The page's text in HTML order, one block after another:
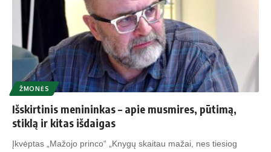
ŽMONĖS
Išskirtinis menininkas – apie musmires, pūtimą,
stiklą ir kitas išdaigas
Įkvėptas „Mažojo princo“ „Knygų skaitau mažai, nes tiesiog